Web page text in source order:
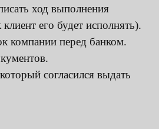
ход выполнения
клиент его будет исполнять).
компании перед банком.
согласился выдать